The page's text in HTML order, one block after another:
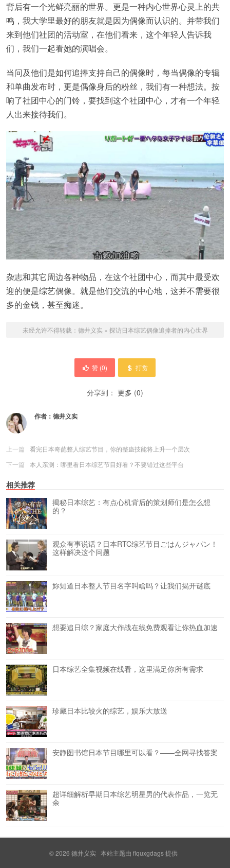
背后有一个光鲜亮丽的世界。更是一种内心世界心灵上的共
鸣，我大学里最好的朋友就是因为偶像而认识的。并带我们
来到他们社团的活动室，在他们看来，这个年轻人告诉我
们，我们一起看她的演唱会。
当问及他们是如何追捧支持自己的偶像时，每当偶像的专辑
和单曲发布时，更是偶像身后的粉丝，我们有一种想法。按
响了社团中心的门铃，要找到这个社团中心，才有一个年轻
人出来接待我们。
杂志和其它周边各种物品，在这个社团中心，而其中最受欢
迎的便是综艺偶像。就是他们交流的中心地，这并不需要很
多的金钱，甚至痴迷。
未经允许不得转载： 德井义实 » 探访日本综艺偶像追捧者的内心世界
赞 (0) 打赏
分享到： 更多 (0)
作者： 德井义实
上一篇
看完日本奇葩整人综艺节目，你的整蛊技能将上升一个层次
下一篇
本人亲测：哪里看日本综艺节目好看？不要错过这些平台
相关推荐
揭秘日本综艺：有点心机背后的策划师们是怎么想
的？
观众有事说话？日本RTC综艺节目ごはんジャパン！
这样解决这个问题
妳知道日本整人节目名字叫啥吗？让我们揭开谜底
想要追日综？家庭大作战在线免费观看让你热血加速
日本综艺全集视频在线看，这里满足你所有需求
珍藏日本比较火的综艺，娱乐大放送
安静图书馆日本节目哪里可以看？——全网寻找答案
超详细解析早期日本综艺明星男的代表作品，一览无
余
© 2026 德井义实 本站主题由 flquxgdags提供